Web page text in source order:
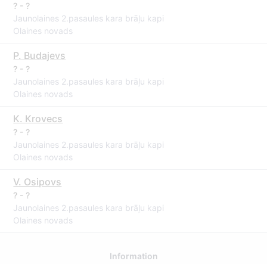
? - ?
Jaunolaines 2.pasaules kara brāļu kapi
Olaines novads
P. Budajevs
? - ?
Jaunolaines 2.pasaules kara brāļu kapi
Olaines novads
K. Krovecs
? - ?
Jaunolaines 2.pasaules kara brāļu kapi
Olaines novads
V. Osipovs
? - ?
Jaunolaines 2.pasaules kara brāļu kapi
Olaines novads
Information